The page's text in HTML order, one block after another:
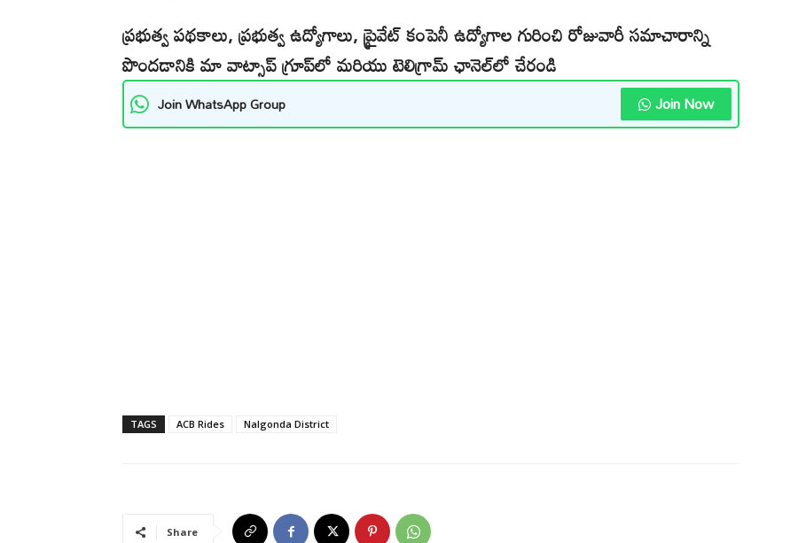
ప్రభుత్వ పథకాలు, ప్రభుత్వ ఉద్యోగాలు, ప్రైవేట్ కంపెనీ ఉద్యోగాల గురించి రోజువారీ సమాచారాన్ని
పొందడానికి మా వాట్సాప్ గ్రూప్‌లో మరియు టెలిగ్రామ్ ఛానెల్‌లో చేరండి
Join WhatsApp Group Join Now
TAGS ACB Rides Nalgonda District
Share